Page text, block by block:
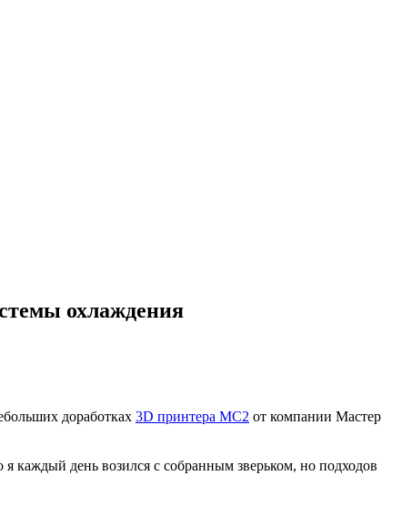
охлаждения
доработках 3D принтера MC2 от компании Мастер
день возился с собранным зверьком, но подходов